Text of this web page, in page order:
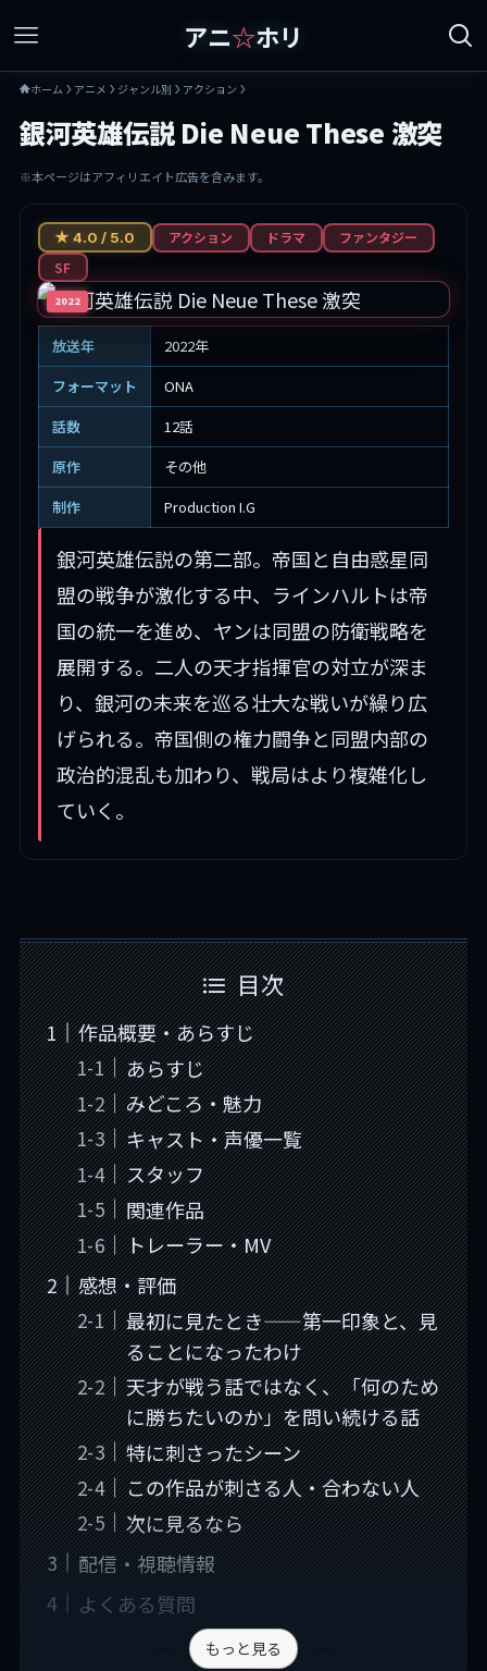
アニ☆ホリ
ホーム アニメ ジャンル別 アクション
銀河英雄伝説 Die Neue These 激突
※本ページはアフィリエイト広告を含みます。
2022
★ 4.0 / 5.0 アクション ドラマ
ファンタジー
SF
放送年
2022年
フォーマット
ONA
話数
12話
原作
その他
制作
Production I.G
銀河英雄伝説の第二部。帝国と自由惑星同
盟の戦争が激化する中、ラインハルトは帝
国の統一を進め、ヤンは同盟の防衛戦略を
展開する。二人の天才指揮官の対立が深ま
り、銀河の未来を巡る壮大な戦いが繰り広
げられる。帝国側の権力闘争と同盟内部の
政治的混乱も加わり、戦局はより複雑化し
ていく。
目次
作品概要・あらすじ
あらすじ
みどころ・魅力
キャスト・声優一覧
スタッフ
関連作品
トレーラー・MV
感想・評価
最初に見たとき——第一印象と、見
ることになったわけ
天才が戦う話ではなく、「何のため
に勝ちたいのか」を問い続ける話
特に刺さったシーン
この作品が刺さる人・合わない人
次に見るなら
配信・視聴情報
よくある質問
もっと見る